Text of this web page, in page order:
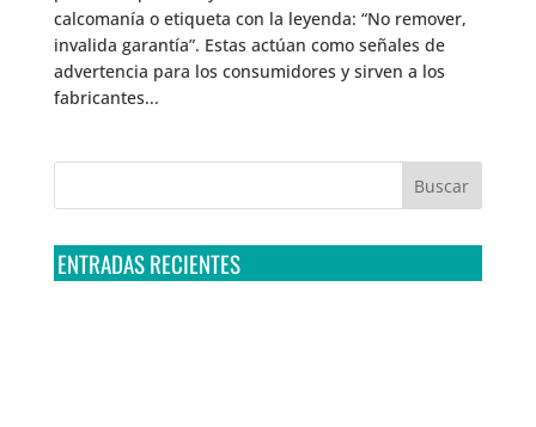
calcomanía o etiqueta con la leyenda: “No remover,
invalida garantía”. Estas actúan como señales de
advertencia para los consumidores y sirven a los
fabricantes...
ENTRADAS RECIENTES